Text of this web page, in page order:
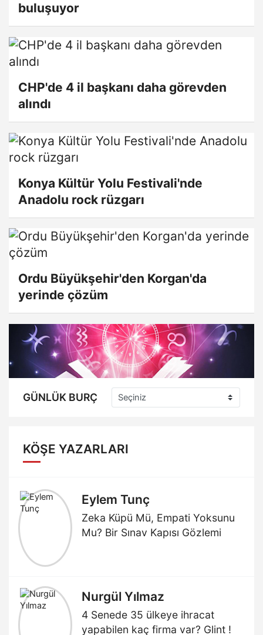
buluşuyor
CHP'de 4 il başkanı daha görevden
alındı
Konya Kültür Yolu Festivali'nde
Anadolu rock rüzgarı
Ordu Büyükşehir'den Korgan'da
yerinde çözüm
GÜNLÜK BURÇ
KÖŞE YAZARLARI
Eylem Tunç
Zeka Küpü Mü, Empati Yoksunu
Mu? Bir Sınav Kapısı Gözlemi
Nurgül Yılmaz
4 Senede 35 ülkeye ihracat
yapabilen kaç firma var? Glint !